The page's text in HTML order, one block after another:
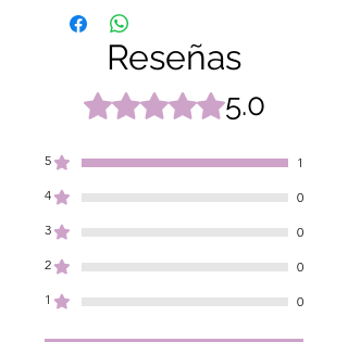
Reseñas
Obtuvo 5 de 5 estrellas.
5.0
5
1
4
0
3
0
2
0
1
0